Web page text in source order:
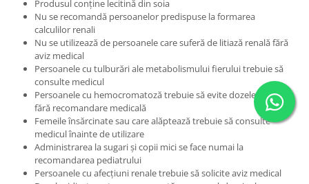
Produsul conține lecitină din soia
Nu se recomandă persoanelor predispuse la formarea
calculilor renali
Nu se utilizează de persoanele care suferă de litiază renală fără
aviz medical
Persoanele cu tulburări ale metabolismului fierului trebuie să
consulte medicul
Persoanele cu hemocromatoză trebuie să evite dozele mari
fără recomandare medicală
Femeile însărcinate sau care alăptează trebuie să consulte
medicul înainte de utilizare
Administrarea la sugari și copii mici se face numai la
recomandarea pediatrului
Persoanele cu afecțiuni renale trebuie să solicite aviz medical